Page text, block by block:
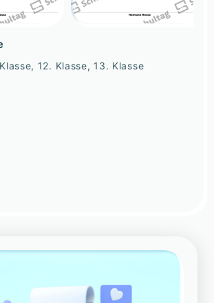
12. Klasse, 13. Klasse